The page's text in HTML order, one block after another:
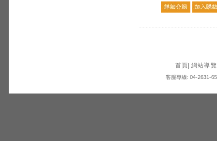
首頁 網站導覽
客服專線: 04-2631-